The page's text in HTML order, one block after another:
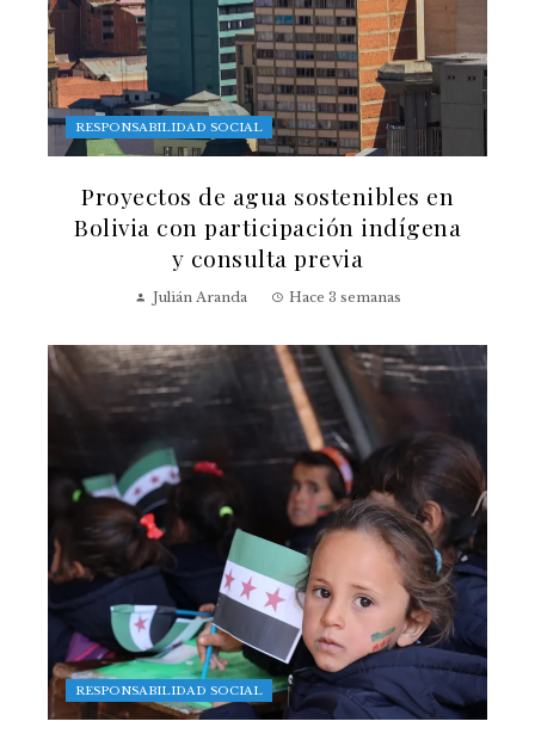
RESPONSABILIDAD SOCIAL
Proyectos de agua sostenibles en
Bolivia con participación indígena
y consulta previa
Julián Aranda Hace 3 semanas
RESPONSABILIDAD SOCIAL